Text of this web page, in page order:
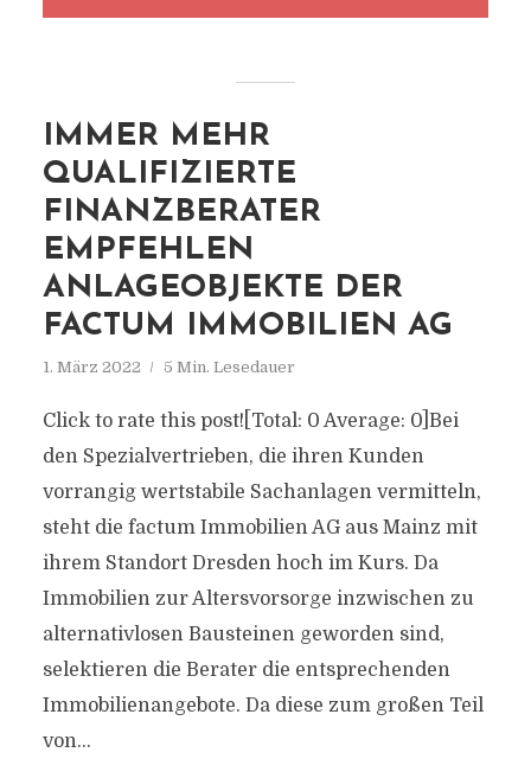
IMMER MEHR
QUALIFIZIERTE
FINANZBERATER
EMPFEHLEN
ANLAGEOBJEKTE DER
FACTUM IMMOBILIEN AG
1. März 2022 5 Min. Lesedauer
Click to rate this post![Total: 0 Average: 0]Bei
den Spezialvertrieben, die ihren Kunden
vorrangig wertstabile Sachanlagen vermitteln,
steht die factum Immobilien AG aus Mainz mit
ihrem Standort Dresden hoch im Kurs. Da
Immobilien zur Altersvorsorge inzwischen zu
alternativlosen Bausteinen geworden sind,
selektieren die Berater die entsprechenden
Immobilienangebote. Da diese zum großen Teil
von...